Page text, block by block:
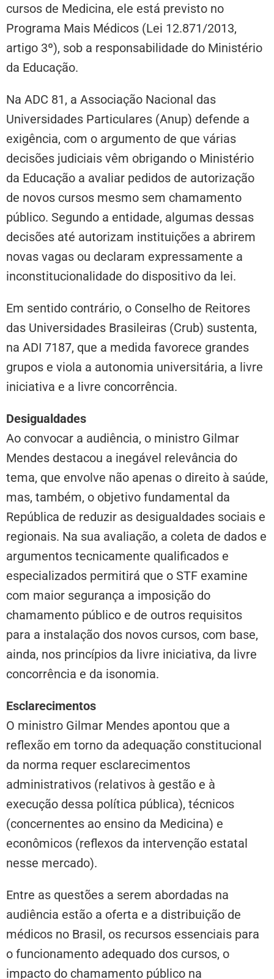
cursos de Medicina, ele está previsto no
Programa Mais Médicos (Lei 12.871/2013,
artigo 3º), sob a responsabilidade do Ministério
da Educação.
Na ADC 81, a Associação Nacional das
Universidades Particulares (Anup) defende a
exigência, com o argumento de que várias
decisões judiciais vêm obrigando o Ministério
da Educação a avaliar pedidos de autorização
de novos cursos mesmo sem chamamento
público. Segundo a entidade, algumas dessas
decisões até autorizam instituições a abrirem
novas vagas ou declaram expressamente a
inconstitucionalidade do dispositivo da lei.
Em sentido contrário, o Conselho de Reitores
das Universidades Brasileiras (Crub) sustenta,
na ADI 7187, que a medida favorece grandes
grupos e viola a autonomia universitária, a livre
iniciativa e a livre concorrência.
Desigualdades
Ao convocar a audiência, o ministro Gilmar
Mendes destacou a inegável relevância do
tema, que envolve não apenas o direito à saúde,
mas, também, o objetivo fundamental da
República de reduzir as desigualdades sociais e
regionais. Na sua avaliação, a coleta de dados e
argumentos tecnicamente qualificados e
especializados permitirá que o STF examine
com maior segurança a imposição do
chamamento público e de outros requisitos
para a instalação dos novos cursos, com base,
ainda, nos princípios da livre iniciativa, da livre
concorrência e da isonomia.
Esclarecimentos
O ministro Gilmar Mendes apontou que a
reflexão em torno da adequação constitucional
da norma requer esclarecimentos
administrativos (relativos à gestão e à
execução dessa política pública), técnicos
(concernentes ao ensino da Medicina) e
econômicos (reflexos da intervenção estatal
nesse mercado).
Entre as questões a serem abordadas na
audiência estão a oferta e a distribuição de
médicos no Brasil, os recursos essenciais para
o funcionamento adequado dos cursos, o
impacto do chamamento público na